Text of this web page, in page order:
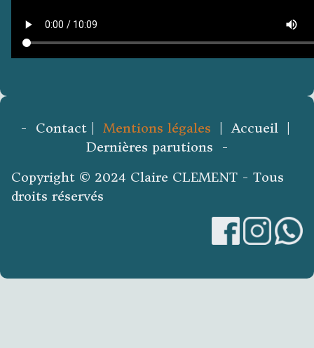
- Contact | Mentions légales | Accueil |
Dernières parutions -
Copyright © 2024 Claire CLEMENT - Tous
droits réservés